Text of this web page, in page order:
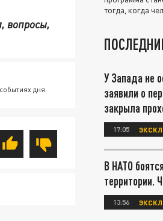
вопросы,
дня.
тогда, когда
У Запада не
заявили о
закрыла
17:05
В НАТО
территории.
13:56